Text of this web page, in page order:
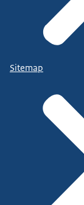
Sitemap